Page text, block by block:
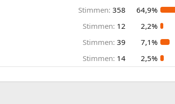
Stimmen: 358
64,9%
Stimmen: 12
2,2%
Stimmen: 39
7,1%
Stimmen: 14 2,5%